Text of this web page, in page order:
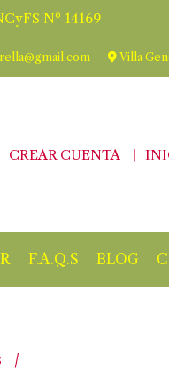
Nº 14169
Villa
CREAR CUENTA
F.A.Q.S BLOG